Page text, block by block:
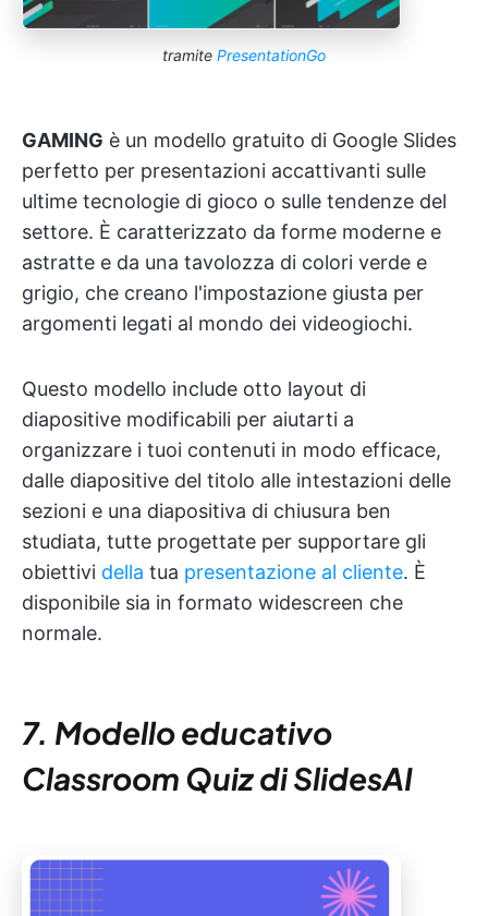
tramite PresentationGo
GAMING è un modello gratuito di Google Slides
perfetto per presentazioni accattivanti sulle
ultime tecnologie di gioco o sulle tendenze del
settore. È caratterizzato da forme moderne e
astratte e da una tavolozza di colori verde e
grigio, che creano l'impostazione giusta per
argomenti legati al mondo dei videogiochi.
Questo modello include otto layout di
diapositive modificabili per aiutarti a
organizzare i tuoi contenuti in modo efficace,
dalle diapositive del titolo alle intestazioni delle
sezioni e una diapositiva di chiusura ben
studiata, tutte progettate per supportare gli
obiettivi della tua presentazione al cliente. È
disponibile sia in formato widescreen che
normale.
7. Modello educativo
Classroom Quiz di SlidesAI